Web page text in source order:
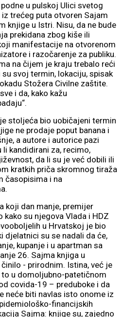
u pulskoj Ulici svetog
trećeg puta otvoren Sajam
knjige u Istri. Nisu, da ne bude
prekidana zbog kiše ili
manifestacije na otvorenom
i razočarenje za publiku.
na čijem je kraju trebalo reći
svoj termin, lokaciju, spisak
Stožera Civilne zaštite.
i da, kako kažu
stoljeća bio uobičajeni termin
ne prodaje poput banana i
a autore i autorice pazi
kandidirani za, recimo,
da li su je već dobili ili
kratkih priča skromnog tiraža
časopisima i na
koji dan manje, premijer
kako su njegova Vlada i HDZ
u Hrvatskoj je bio
djelatnici su se nadali da će,
kupanje i u apartman sa
26. Sajma knjiga u
- prirodnim. Istina, već je
to u domoljubno-patetičnom
covida-19 – preduboke i da
neće biti navlas isto onome iz
financijskih
Sajma: knjige su, zajedno